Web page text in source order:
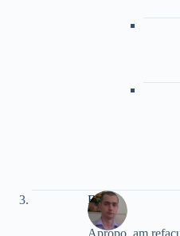
Eric
Apropo, am